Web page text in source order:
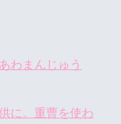
わまんじゅう
に。重曹を使わ